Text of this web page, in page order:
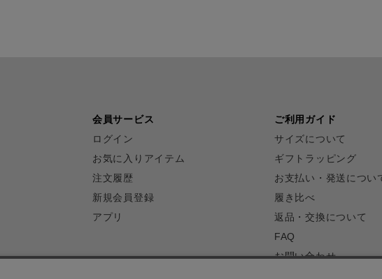
会員サービス
ログイン
お気に入りアイテム
注文履歴
新規会員登録
アプリ
ご利用ガイド
サイズについて
ギフトラッピング
お支払い・発送につい
履き比べ
返品・交換について
FAQ
お問い合わせ